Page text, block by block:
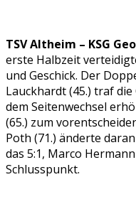
TSV Altheim – KSG
erste Halbzeit
und Geschick. Der
Lauckhardt (45.) traf
dem Seitenwechsel
(65.) zum
Poth (71.) änderte
das 5:1, Marco
Schlusspunkt.